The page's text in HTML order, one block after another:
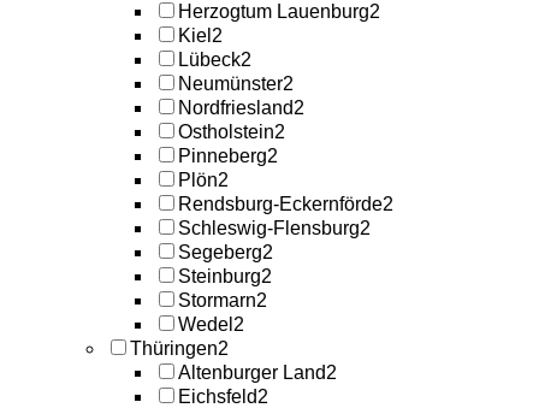
Herzogtum Lauenburg2
Kiel 2
Lübeck2
Neumünster2
Nordfriesland2
Ostholstein2
Pinneberg2
Plön2
Rendsburg-Eckernförde2
Schleswig-Flensburg2
Segeberg2
Steinburg2
Stormarn2
Wedel 2
Thüringen2
Altenburger Land2
Eichsfeld2